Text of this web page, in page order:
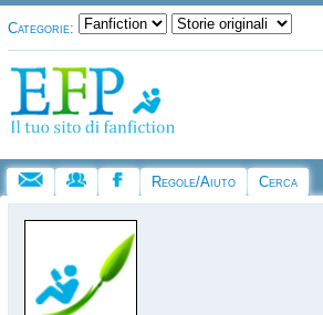
Categorie:
Regole/Aiuto Cerca